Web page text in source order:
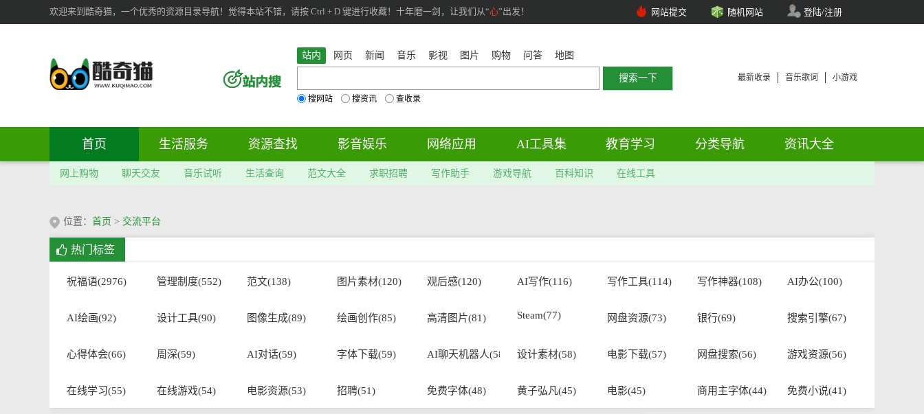
欢迎来到酷奇猫，一个优秀的资源目录导航！觉得本站不错，请按 Ctrl + D 键进行收藏！十年磨一剑，让我们从“心”出发！ 网站提交 随机网站 登陆/注册
站内 网页 新闻 音乐 影视 图片 购物 问答 地图
搜网站 搜资讯 查收录
最新收录 音乐歌词 小游戏
首页 生活服务 资源查找 影音娱乐 网络应用 AI工具集 教育学习 分类导航 资讯大全
网上购物 聊天交友 音乐试听 生活查询 范文大全 求职招聘 写作助手 游戏导航 百科知识 在线工具
位置： 首页 > 交流平台
热门标签
祝福语(2976) 管理制度(552) 范文(138) 图片素材(120) 观后感(120) AI写作(116) 写作工具(114) 写作神器(108) AI办公(100)
AI绘画(92) 设计工具(90) 图像生成(89) 绘画创作(85) 高清图片(81) Steam(77) 网盘资源(73) 银行(69) 搜索引擎(67)
心得体会(66) 周深(59) AI对话(59) 字体下载(59) AI聊天机器人(58) 设计素材(58) 电影下载(57) 网盘搜索(56) 游戏资源(56)
在线学习(55) 在线游戏(54) 电影资源(53) 招聘(51) 免费字体(48) 黄子弘凡(45) 电影(45) 商用主字体(44) 免费小说(41)